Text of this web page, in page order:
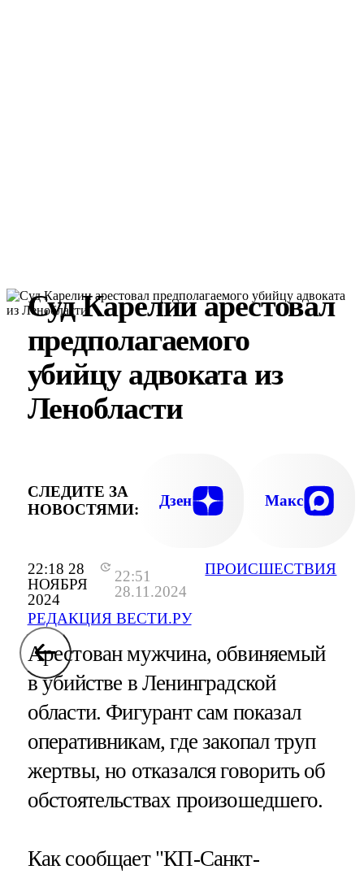
22:18 28
НОЯБРЯ
2024
22:51
28.11.2024
РЕДАКЦИЯ ВЕСТИ.РУ
ПРОИСШЕСТВИЯ
Суд Карелии арестовал
предполагаемого
убийцу адвоката из
Ленобласти
СЛЕДИТЕ ЗА
НОВОСТЯМИ:
Дзен Макс
Арестован мужчина, обвиняемый
в убийстве в Ленинградской
области. Фигурант сам показал
оперативникам, где закопал труп
жертвы, но отказался говорить об
обстоятельствах произошедшего.
Как сообщает "КП-Санкт-